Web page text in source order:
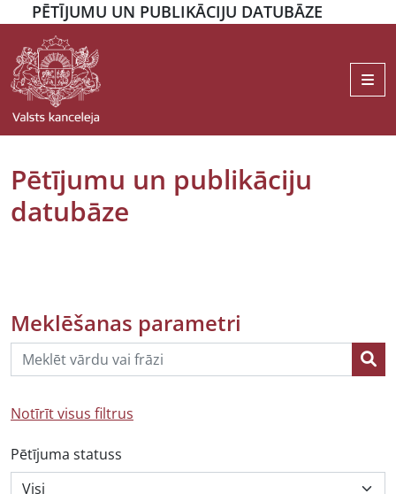
PĒTĪJUMU UN PUBLIKĀCIJU DATUBĀZE
Pētījumu un publikāciju
datubāze
Meklēšanas parametri
Notīrīt visus filtrus
Pētījuma statuss